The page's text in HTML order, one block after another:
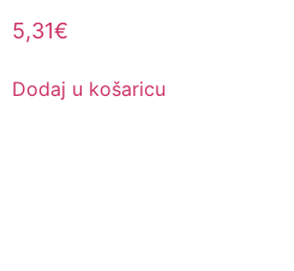
5,31€
Dodaj u košaricu